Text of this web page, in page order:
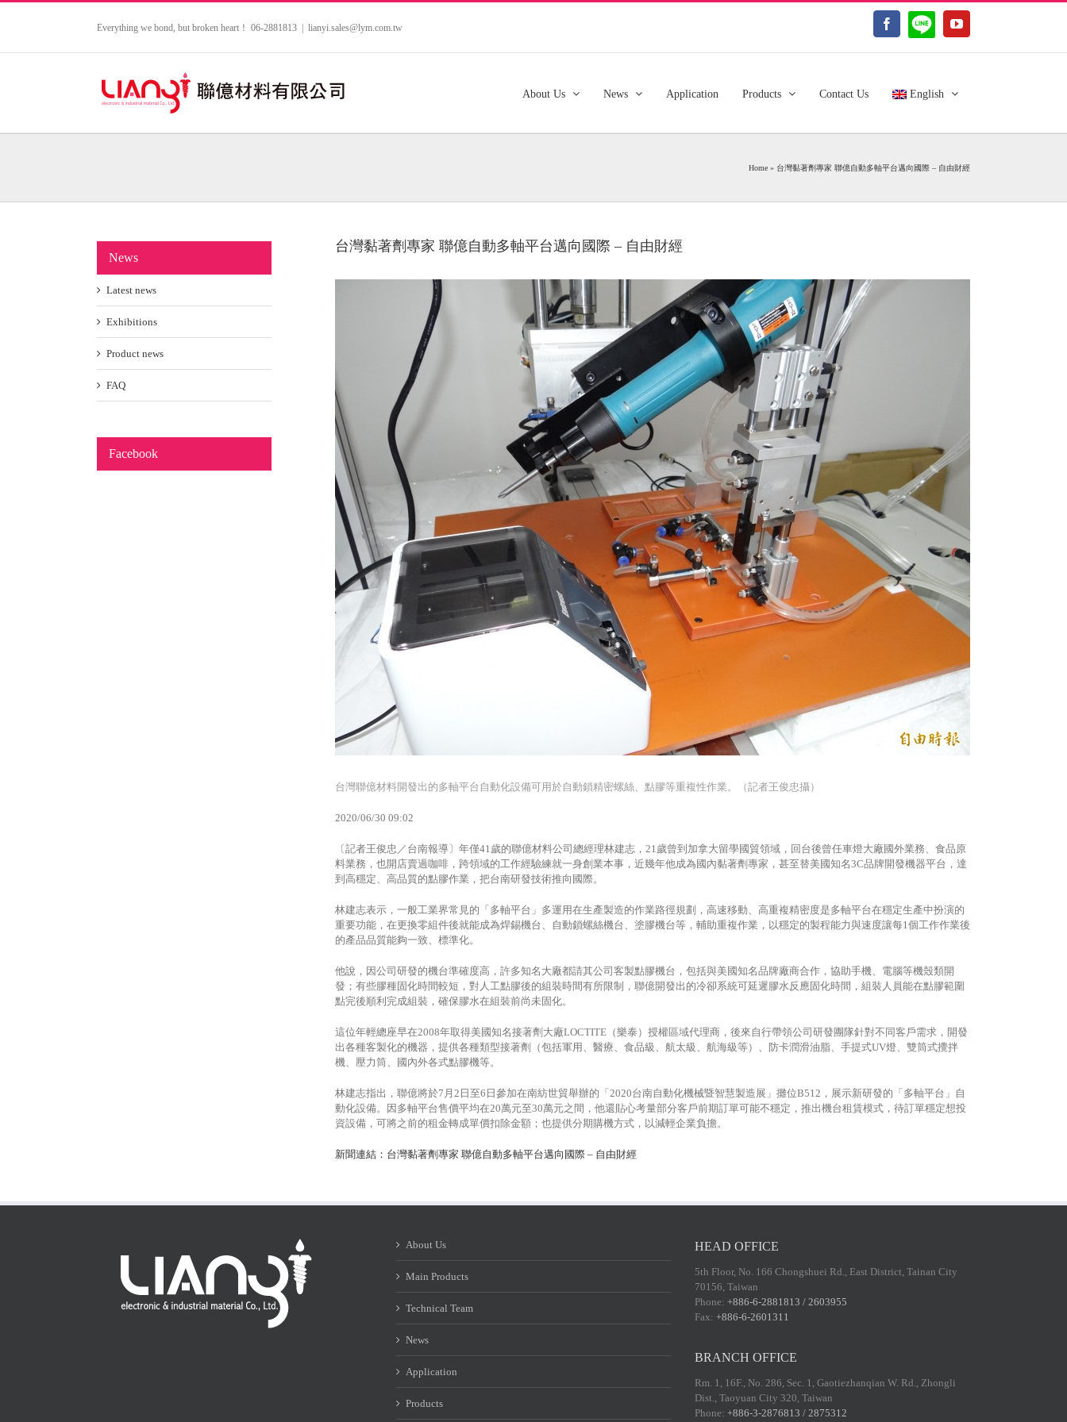
Everything we bond, but broken heart！ 06-2881813 | lianyi.sales@lym.com.tw Facebook
LINE@ YouTube
About Us News Application Products Contact Us English
Home » 台灣黏著劑專家 聯億自動多軸平台邁向國際 – 自由財經
台灣黏著劑專家 聯億自動多軸平台邁向國際 – 自由財經
台灣聯億材料開發出的多軸平台自動化設備可用於自動鎖精密螺絲、點膠等重複性作業。（記者王俊忠攝）
2020/06/30 09:02
〔記者王俊忠／台南報導〕年僅41歲的聯億材料公司總經理林建志，21歲曾到加拿大留學國貿領域，回台後曾任車燈大廠國外業務、食品原
料業務，也開店賣過咖啡，跨領域的工作經驗練就一身創業本事，近幾年他成為國內黏著劑專家，甚至替美國知名3C品牌開發機器平台，達
到高穩定、高品質的點膠作業，把台南研發技術推向國際。
林建志表示，一般工業界常見的「多軸平台」多運用在生產製造的作業路徑規劃，高速移動、高重複精密度是多軸平台在穩定生產中扮演的
重要功能，在更換零組件後就能成為焊錫機台、自動鎖螺絲機台、塗膠機台等，輔助重複作業，以穩定的製程能力與速度讓每1個工作作業後
的產品品質能夠一致、標準化。
他說，因公司研發的機台準確度高，許多知名大廠都請其公司客製點膠機台，包括與美國知名品牌廠商合作，協助手機、電腦等機殼類開
發；有些膠種固化時間較短，對人工點膠後的組裝時間有所限制，聯億開發出的冷卻系統可延遲膠水反應固化時間，組裝人員能在點膠範圍
點完後順利完成組裝，確保膠水在組裝前尚未固化。
這位年輕總座早在2008年取得美國知名接著劑大廠LOCTITE（樂泰）授權區域代理商，後來自行帶領公司研發團隊針對不同客戶需求，開發
出各種客製化的機器，提供各種類型接著劑（包括軍用、醫療、食品級、航太級、航海級等）、防卡潤滑油脂、手提式UV燈、雙筒式攪拌
機、壓力筒、國內外各式點膠機等。
林建志指出，聯億將於7月2日至6日參加在南紡世貿舉辦的「2020台南自動化機械暨智慧製造展」攤位B512，展示新研發的「多軸平台」自
動化設備。因多軸平台售價平均在20萬元至30萬元之間，他還貼心考量部分客戶前期訂單可能不穩定，推出機台租賃模式，待訂單穩定想投
資設備，可將之前的租金轉成單價扣除金額；也提供分期購機方式，以減輕企業負擔。
新聞連結：台灣黏著劑專家 聯億自動多軸平台邁向國際 – 自由財經
News
Latest news
Exhibitions
Product news
FAQ
Facebook
About Us
Main Products
Technical Team
News
Application
Products
HEAD OFFICE
5th Floor, No. 166 Chongshuei Rd., East District, Tainan City
70156, Taiwan
Phone:+886-6-2881813 / 2603955
Fax:+886-6-2601311
BRANCH OFFICE
Rm. 1, 16F., No. 286, Sec. 1, Gaotiezhanqian W. Rd., Zhongli
Dist., Taoyuan City 320, Taiwan
Phone:+886-3-2876813 / 2875312